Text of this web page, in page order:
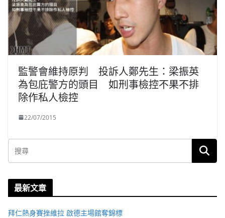
監警會維持原判 投訴人鄭先生：梁振英
為包庇警方的頭目 如刑事檢控不果不排
除作私人檢控
22/07/2015
最新文章
拜仁熱身賽挫維拉 啟德主場館奪錦標